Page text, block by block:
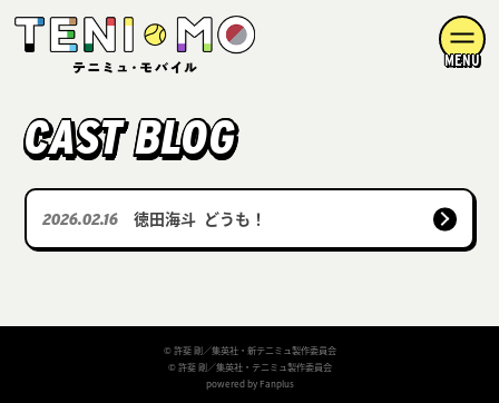
MENU
CAST BLOG
2026.02.16 徳田海斗 どうも！
© 許斐 剛／集英社・新テニミュ製作委員会
© 許斐 剛／集英社・テニミュ製作委員会
powered by Fanplus